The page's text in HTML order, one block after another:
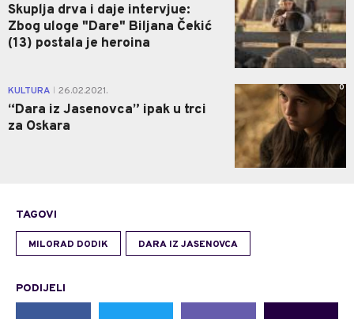
Skuplja drva i daje intervjue:
Zbog uloge "Dare" Biljana Čekić
(13) postala je heroina
KULTURA 26.02.2021.
“Dara iz Jasenovca” ipak u trci
za Oskara
0
TAGOVI
MILORAD DODIK DARA IZ JASENOVCA
PODIJELI